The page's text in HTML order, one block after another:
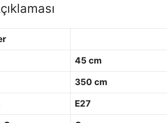
45 cm
350 cm
E27